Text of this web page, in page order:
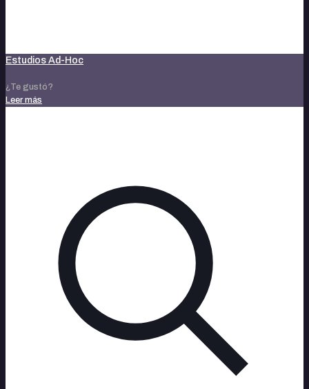
Estudios Ad-Hoc
¿Te gustó?
Leer más